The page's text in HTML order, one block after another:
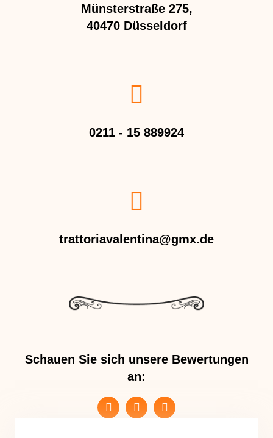
Münsterstraße 275,
40470 Düsseldorf
0211 - 15 889924
trattoriavalentina@gmx.de
Schauen Sie sich unsere Bewertungen
an: